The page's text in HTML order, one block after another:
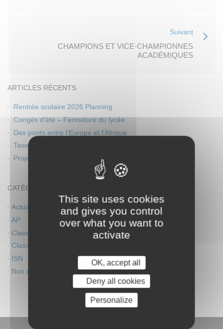
Suivant
CHAMPIONS ET VICE-CHAMPIONNES
ACADÉMIQUES
ARTICLES RÉCENTS
Rentrée scolaire 2026 Planning
Congés d’été – Fermeture du lycée
Des ponts entre l’Europe et l’Afrique
Taxe d’apprentissage 2026
Projet théâtre
CATÉGORIES
Actualités
AP
Classes européennes
Classes innovantes
ISN
Non classé
This site uses cookies
and gives you control
over what you want to
activate
OK, accept all
Deny all cookies
Personalize